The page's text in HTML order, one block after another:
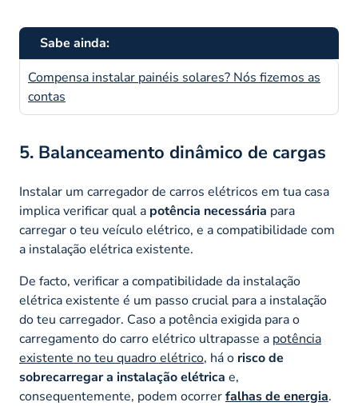
Sabe ainda:
Compensa instalar painéis solares? Nós fizemos as
contas
5. Balanceamento dinâmico de cargas
Instalar um carregador de carros elétricos em tua casa
implica verificar qual a potência necessária para
carregar o teu veículo elétrico, e a compatibilidade com
a instalação elétrica existente.
De facto, verificar a compatibilidade da instalação
elétrica existente é um passo crucial para a instalação
do teu carregador. Caso a potência exigida para o
carregamento do carro elétrico ultrapasse a potência
existente no teu quadro elétrico, há o risco de
sobrecarregar a instalação elétrica e,
consequentemente, podem ocorrerfalhas de energia.